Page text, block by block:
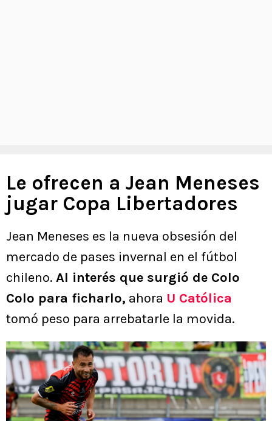
Le ofrecen a Jean Meneses
jugar Copa Libertadores
Jean Meneses es la nueva obsesión del
mercado de pases invernal en el fútbol
chileno. Al interés que surgió de Colo
Colo para ficharlo, ahora U Católica
tomó peso para arrebatarle la movida.